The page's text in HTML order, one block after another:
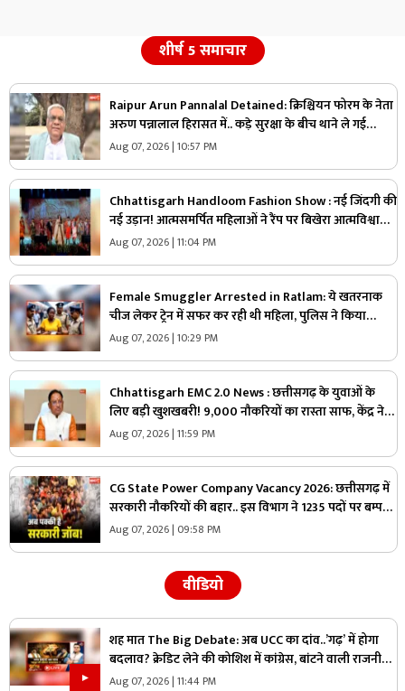
शीर्ष 5 समाचार
Raipur Arun Pannalal Detained: क्रिश्चियन फोरम के नेता
अरुण पन्नालाल हिरासत में.. कड़े सुरक्षा के बीच थाने ले गई
पुलिस, जानें क्या है आरोप
Aug 07, 2026 | 10:57 PM
Chhattisgarh Handloom Fashion Show : नई जिंदगी की
नई उड़ान! आत्मसमर्पित महिलाओं ने रैंप पर बिखेरा आत्मविश्वास,
तस्वीरें जीत लेंगी आपका दिल
Aug 07, 2026 | 11:04 PM
Female Smuggler Arrested in Ratlam: ये खतरनाक
चीज लेकर ट्रेन में सफर कर रही थी महिला, पुलिस ने किया
गिरफ्तार, जांच में सामने आई चौंकाने वाली सच्चाई
Aug 07, 2026 | 10:29 PM
Chhattisgarh EMC 2.0 News : छत्तीसगढ़ के युवाओं के
लिए बड़ी खुशखबरी! 9,000 नौकरियों का रास्ता साफ, केंद्र ने
दी मेगा प्रोजेक्ट को मंजूरी
Aug 07, 2026 | 11:59 PM
CG State Power Company Vacancy 2026: छत्तीसगढ़ में
सरकारी नौकरियों की बहार.. इस विभाग ने 1235 पदों पर बम्पर
भर्ती, डाटा एंट्री ऑपरेटर के ही 400 पद
Aug 07, 2026 | 09:58 PM
वीडियो
शह मात The Big Debate: अब UCC का दांव..’गढ़’ में होगा
बदलाव? क्रेडिट लेने की कोशिश में कांग्रेस, बांटने वाली राजनीति
पर क्या है सरकार का जवाब?
Aug 07, 2026 | 11:44 PM